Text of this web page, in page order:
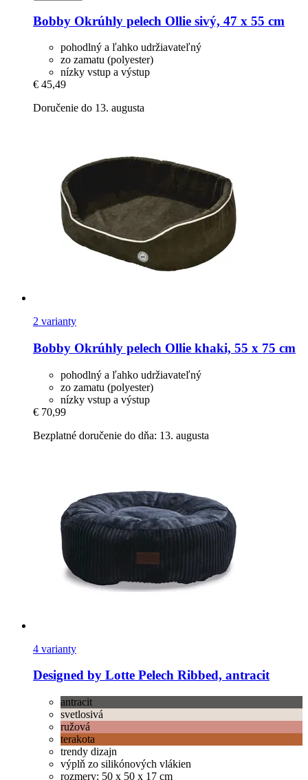
Bobby Okrúhly pelech Ollie sivý, 47 x 55 cm
pohodlný a ľahko udržiavateľný
zo zamatu (polyester)
nízky vstup a výstup
€ 45,49
Doručenie do 13. augusta
2 varianty
Bobby Okrúhly pelech Ollie khaki, 55 x 75 cm
pohodlný a ľahko udržiavateľný
zo zamatu (polyester)
nízky vstup a výstup
€ 70,99
Bezplatné doručenie do dňa: 13. augusta
4 varianty
Designed by Lotte Pelech Ribbed, antracit
antracit
svetlosivá
ružová
terakota
trendy dizajn
výplň zo silikónových vlákien
rozmery: 50 x 50 x 17 cm